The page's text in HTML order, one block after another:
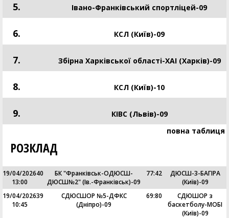
5. Івано-Франківський спортліцей-09
6. КСЛ (Київ)-09
7. Збірна Харківської області-ХАІ (Харків)-09
8. КСЛ (Київ)-10
9.
КІВС (Львів)-09
повна таблиця
РОЗКЛАД
19/04/2026
13:00
40
БК "Франківськ-ОДЮСШ-
ДЮСШ№2" (Ів.-Франківськ)-09
77:42
ДЮСШ-3-БАГІРА
(Київ)-09
19/04/2026
10:45
39
СДЮСШОР №5-ДФКС
(Дніпро)-09
69:80
СДЮШОР з
баскетболу-МОБІ
(Київ)-09